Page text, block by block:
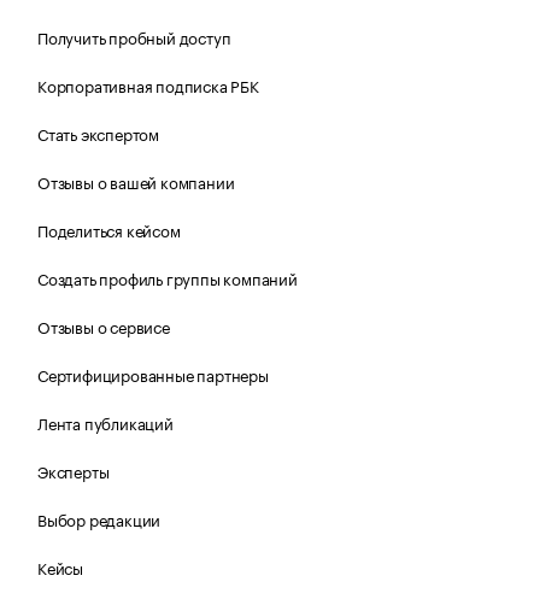
Получить пробный доступ
Корпоративная подписка РБК
Стать экспертом
Отзывы о вашей компании
Поделиться кейсом
Создать профиль группы компаний
Отзывы о сервисе
Сертифицированные партнеры
Лента публикаций
Эксперты
Выбор редакции
Кейсы